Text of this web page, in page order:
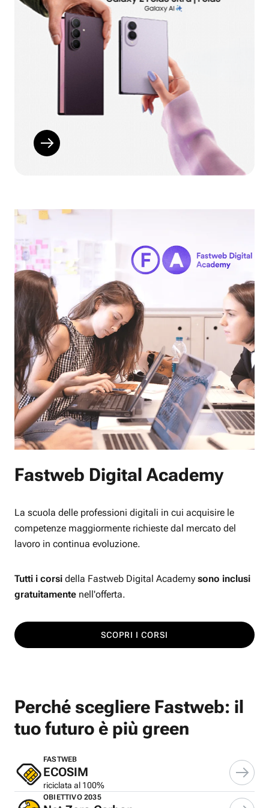
Fastweb Digital Academy
La scuola delle professioni digitali in cui acquisire le
competenze maggiormente richieste dal mercato del
lavoro in continua evoluzione.
Tutti i corsi della Fastweb Digital Academy sono inclusi
gratuitamente nell'offerta.
SCOPRI I CORSI
Perché scegliere Fastweb: il
tuo futuro è più green
FASTWEB
ECOSIM
riciclata al 100%
OBIETTIVO 2035